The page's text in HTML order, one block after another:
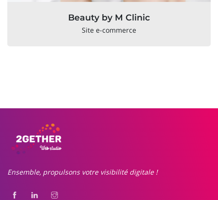
Beauty by M Clinic
Site e-commerce
Ensemble, propulsons votre visibilité digitale !